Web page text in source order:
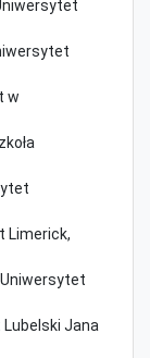
w
Limerick,
Uniwersytet
Jana